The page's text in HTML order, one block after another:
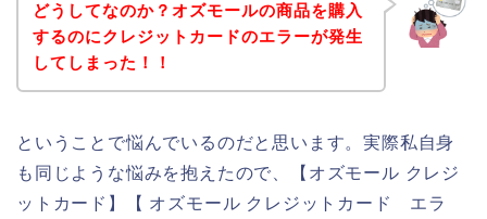
どうしてなのか？オズモールの商品を購入
するのにクレジットカードのエラーが発生
してしまった！！
ということで悩んでいるのだと思います。実際私自身
も同じような悩みを抱えたので、【オズモール クレジ
ットカード】【 オズモール クレジットカード エラ